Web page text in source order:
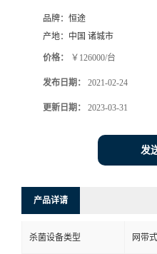
品牌： 恒途
产地： 中国 诸城市
价格： ￥126000/台
发布日期： 2021-02-24
更新日期： 2023-03-31
发
产品详请
杀菌设备类型 网带式